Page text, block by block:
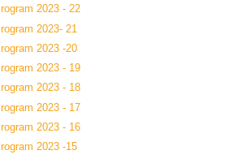
2023 - 22
2023- 21
2023 -20
2023 - 19
2023 - 18
2023 - 17
2023 - 16
2023 -15